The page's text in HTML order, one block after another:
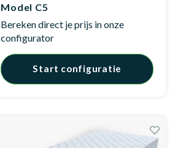
Model C5
Bereken direct je prijs in onze
configurator
Start configuratie